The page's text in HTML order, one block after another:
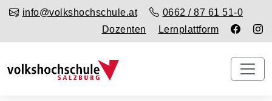
info@volkshochschule.at
0662 / 87 61 51-0
Dozenten
Lernplattform